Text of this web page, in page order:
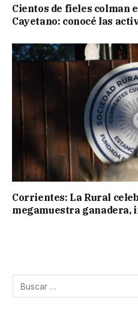
Cientos de fieles colman
Cayetano: conocé las
Corrientes: La Rural
megamuestra